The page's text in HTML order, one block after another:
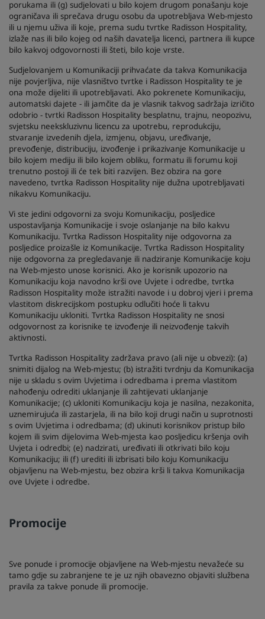
porukama ili (g) sudjelovati u bilo kojem drugom ponašanju koje
ograničava ili sprečava drugu osobu da upotrebljava Web-mjesto
ili u njemu uživa ili koje, prema sudu tvrtke Radisson Hospitality,
izlaže nas ili bilo kojeg od naših davatelja licenci, partnera ili kupce
bilo kakvoj odgovornosti ili šteti, bilo koje vrste.
Sudjelovanjem u Komunikaciji prihvaćate da takva Komunikacija
nije povjerljiva, nije vlasništvo tvrtke i Radisson Hospitality te je
ona može dijeliti ili upotrebljavati. Ako pokrenete Komunikaciju,
automatski dajete - ili jamčite da je vlasnik takvog sadržaja izričito
odobrio - tvrtki Radisson Hospitality besplatnu, trajnu, neopozivu,
svjetsku neekskluzivnu licencu za upotrebu, reprodukciju,
stvaranje izvedenih djela, izmjenu, objavu, uređivanje,
prevođenje, distribuciju, izvođenje i prikazivanje Komunikacije u
bilo kojem mediju ili bilo kojem obliku, formatu ili forumu koji
trenutno postoji ili će tek biti razvijen. Bez obzira na gore
navedeno, tvrtka Radisson Hospitality nije dužna upotrebljavati
nikakvu Komunikaciju.
Vi ste jedini odgovorni za svoju Komunikaciju, posljedice
uspostavljanja Komunikacije i svoje oslanjanje na bilo kakvu
Komunikaciju. Tvrtka Radisson Hospitality nije odgovorna za
posljedice proizašle iz Komunikacije. Tvrtka Radisson Hospitality
nije odgovorna za pregledavanje ili nadziranje Komunikacije koju
na Web-mjesto unose korisnici. Ako je korisnik upozorio na
Komunikaciju koja navodno krši ove Uvjete i odredbe, tvrtka
Radisson Hospitality može istražiti navode i u dobroj vjeri i prema
vlastitom diskrecijskom postupku odlučiti hoće li takvu
Komunikaciju ukloniti. Tvrtka Radisson Hospitality ne snosi
odgovornost za korisnike te izvođenje ili neizvođenje takvih
aktivnosti.
Tvrtka Radisson Hospitality zadržava pravo (ali nije u obvezi): (a)
snimiti dijalog na Web-mjestu; (b) istražiti tvrdnju da Komunikacija
nije u skladu s ovim Uvjetima i odredbama i prema vlastitom
nahođenju odrediti uklanjanje ili zahtijevati uklanjanje
Komunikacije; (c) ukloniti Komunikaciju koja je nasilna, nezakonita,
uznemirujuća ili zastarjela, ili na bilo koji drugi način u suprotnosti
s ovim Uvjetima i odredbama; (d) ukinuti korisnikov pristup bilo
kojem ili svim dijelovima Web-mjesta kao posljedicu kršenja ovih
Uvjeta i odredbi; (e) nadzirati, uređivati ili otkrivati bilo koju
Komunikaciju; ili (f) urediti ili izbrisati bilo koju Komunikaciju
objavljenu na Web-mjestu, bez obzira krši li takva Komunikacija
ove Uvjete i odredbe.
Promocije
Sve ponude i promocije objavljene na Web-mjestu nevažeće su
tamo gdje su zabranjene te je uz njih obavezno objaviti službena
pravila za takve ponude ili promocije.